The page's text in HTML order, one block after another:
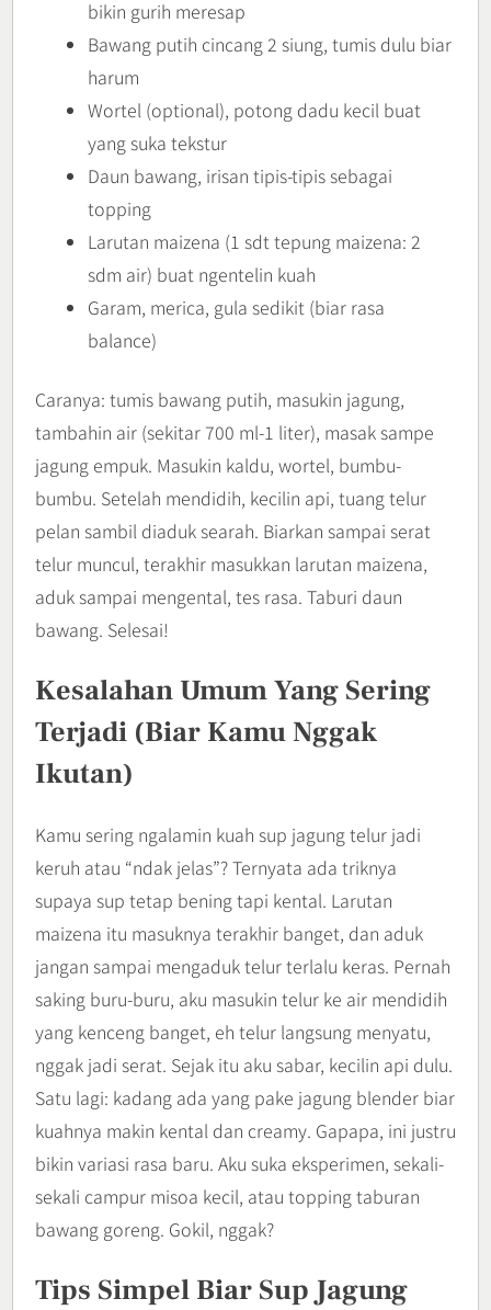
bikin gurih meresap
Bawang putih cincang 2 siung, tumis dulu biar
harum
Wortel (optional), potong dadu kecil buat
yang suka tekstur
Daun bawang, irisan tipis-tipis sebagai
topping
Larutan maizena (1 sdt tepung maizena: 2
sdm air) buat ngentelin kuah
Garam, merica, gula sedikit (biar rasa
balance)
Caranya: tumis bawang putih, masukin jagung,
tambahin air (sekitar 700 ml-1 liter), masak sampe
jagung empuk. Masukin kaldu, wortel, bumbu-
bumbu. Setelah mendidih, kecilin api, tuang telur
pelan sambil diaduk searah. Biarkan sampai serat
telur muncul, terakhir masukkan larutan maizena,
aduk sampai mengental, tes rasa. Taburi daun
bawang. Selesai!
Kesalahan Umum Yang Sering
Terjadi (Biar Kamu Nggak
Ikutan)
Kamu sering ngalamin kuah sup jagung telur jadi
keruh atau “ndak jelas”? Ternyata ada triknya
supaya sup tetap bening tapi kental. Larutan
maizena itu masuknya terakhir banget, dan aduk
jangan sampai mengaduk telur terlalu keras. Pernah
saking buru-buru, aku masukin telur ke air mendidih
yang kenceng banget, eh telur langsung menyatu,
nggak jadi serat. Sejak itu aku sabar, kecilin api dulu.
Satu lagi: kadang ada yang pake jagung blender biar
kuahnya makin kental dan creamy. Gapapa, ini justru
bikin variasi rasa baru. Aku suka eksperimen, sekali-
sekali campur misoa kecil, atau topping taburan
bawang goreng. Gokil, nggak?
Tips Simpel Biar Sup Jagung